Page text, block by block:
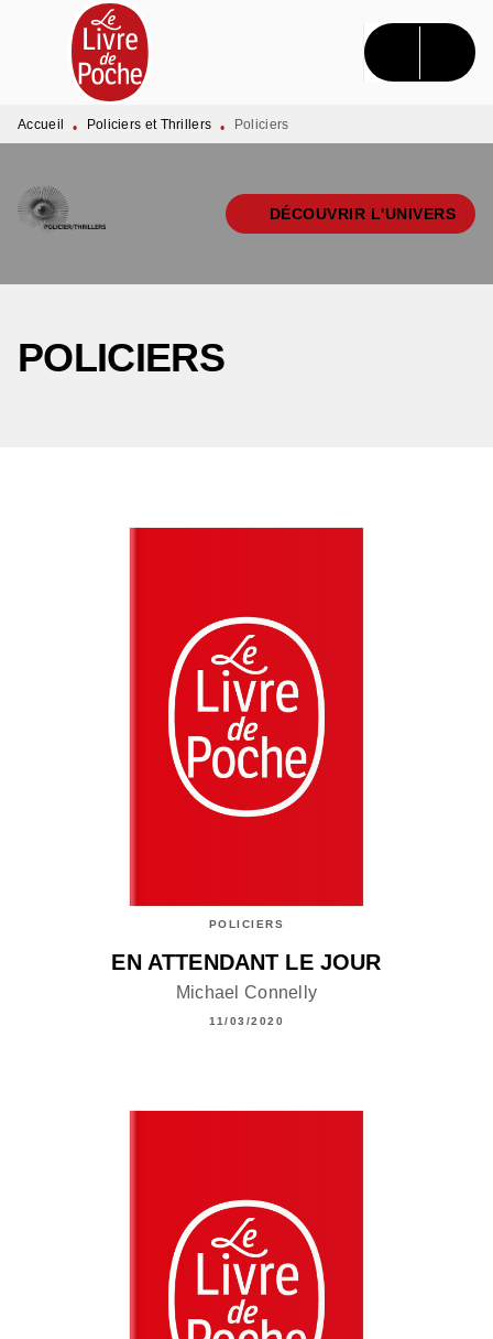
MENU RECHERCHE CONTENU
PIED DE PAGE
Accueil • Policiers et Thrillers • Policiers
DÉCOUVRIR L'UNIVERS
POLICIERS
POLICIERS
EN ATTENDANT LE JOUR
Michael Connelly
11/03/2020